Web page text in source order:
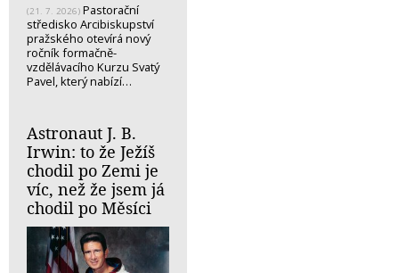
(21. 7. 2026) Pastorační
středisko Arcibiskupství
pražského otevírá nový
ročník formačně-
vzdělávacího Kurzu Svatý
Pavel, který nabízí…
Astronaut J. B.
Irwin: to že Ježíš
chodil po Zemi je
víc, než že jsem já
chodil po Měsíci